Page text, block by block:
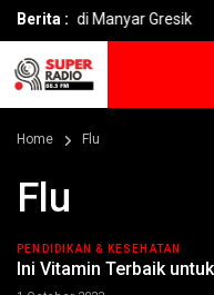
Berita :
di Manyar Gresik
Home Flu
Flu
PENDIDIKAN & KESEHATAN
Ini Vitamin Terbaik